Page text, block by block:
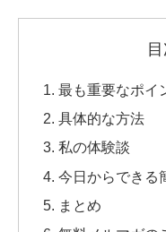
最も重要なポイ
具体的な方法
私の体験談
今日からできる
まとめ